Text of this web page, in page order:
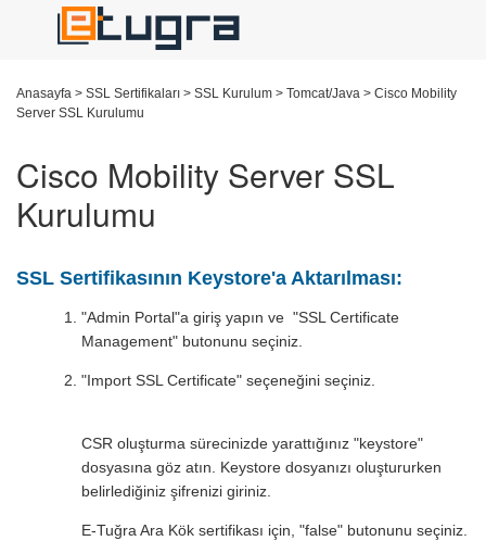
Anasayfa > SSL Sertifikaları > SSL Kurulum > Tomcat/Java > Cisco Mobility
Server SSL Kurulumu
Cisco Mobility Server SSL
Kurulumu
SSL Sertifikasının Keystore'a Aktarılması:
"Admin Portal"a giriş yapın ve "SSL Certificate
Management" butonunu seçiniz.
"Import SSL Certificate" seçeneğini seçiniz.
CSR oluşturma sürecinizde yarattığınız "keystore"
dosyasına göz atın. Keystore dosyanızı oluştururken
belirlediğiniz şifrenizi giriniz.
E-Tuğra Ara Kök sertifikası için, "false" butonunu seçiniz.